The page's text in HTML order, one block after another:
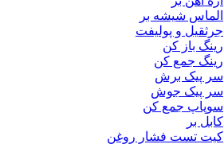
الماس شیشه بر
جرثقیل و پولیفت
رینگ باز کن
رینگ جمع کن
سر پیک برش
سر پیک جوش
سوپاپ جمع کن
کابل بر
کیت تست فشار روغن